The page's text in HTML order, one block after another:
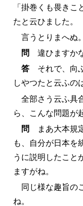
「掛巻くも畏き
たと云ひました。
言うとりまへぬ。
問 違ひますか
答それで、向ふ
しやつたと云ふの
全部さう云ふ具
ら、こんな問題が
問 まあ大本規
も、自分が日本を
うに説明したこと
ますがね。
同じ様な趣旨の
ね。